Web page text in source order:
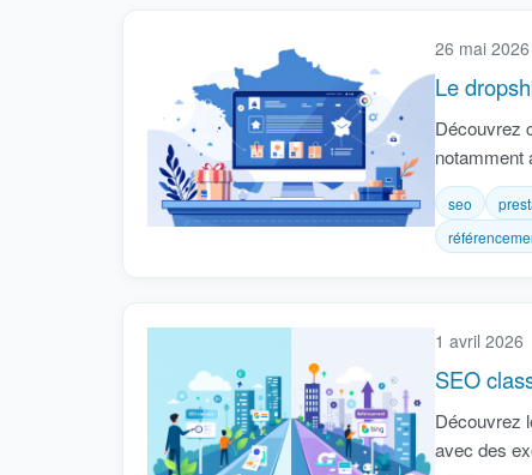
26 mai 2026
Le
Découvrez
notamment
seo
1 avril 2026
SEO
Découvrez
avec des